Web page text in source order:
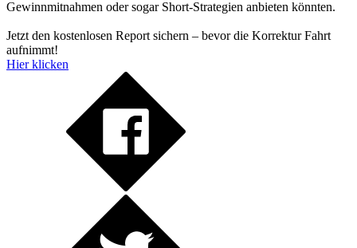
Gewinnmitnahmen oder sogar Short-Strategien anbieten könnten.
Jetzt den kostenlosen Report sichern – bevor die Korrektur Fahrt
aufnimmt!
Hier klicken